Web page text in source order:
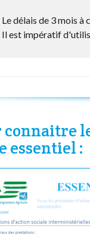
Le délais de 3 mois
Il est impératif
connaitre
essentiel :